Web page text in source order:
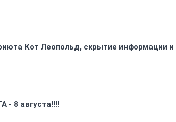
Кот Леопольд, скрытиe информации
- 8 августа!!!!